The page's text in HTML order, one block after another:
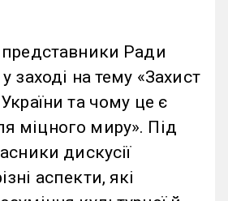
Ради
заході на тему «Захист
та чому це є
міцного миру». Під
дискусії
аспекти, які